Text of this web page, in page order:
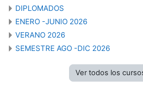
DIPLOMADOS
ENERO -JUNIO 2026
VERANO 2026
SEMESTRE AGO -DIC 2026
Ver todos los